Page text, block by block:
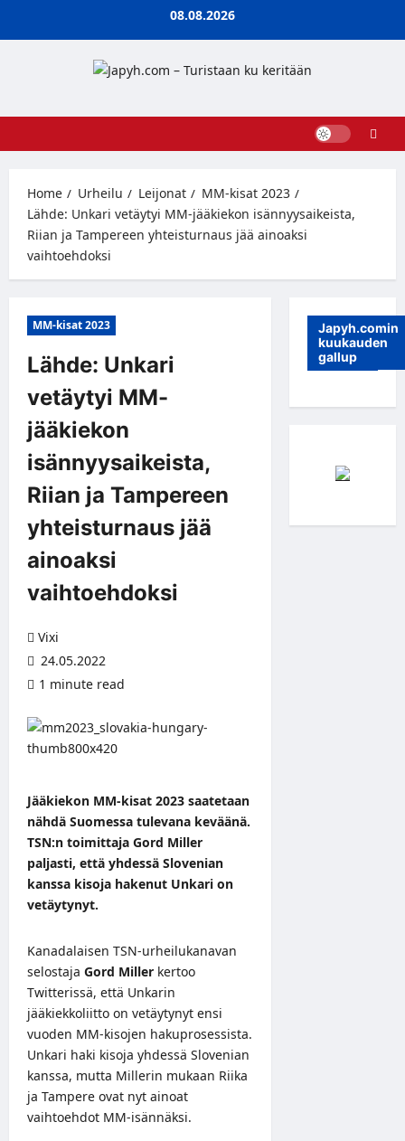
08.08.2026
Home Urheilu Leijonat
MM-kisat 2023
Lähde: Unkari vetäytyi MM-jääkiekon isännyysaikeista,
Riian ja Tampereen yhteisturnaus jää ainoaksi
vaihtoehdoksi
MM-kisat 2023
Lähde: Unkari
vetäytyi MM-
jääkiekon
isännyysaikeista,
Riian ja Tampereen
yhteisturnaus jää
ainoaksi
vaihtoehdoksi
Vixi
24.05.2022
1 minute read
Jääkiekon MM-kisat 2023 saatetaan
nähdä Suomessa tulevana keväänä.
TSN:n toimittaja Gord Miller
paljasti, että yhdessä Slovenian
kanssa kisoja hakenut Unkari on
vetäytynyt.
Kanadalaisen TSN-urheilukanavan
selostaja Gord Miller kertoo
Twitterissä, että Unkarin
jääkiekkoliitto on vetäytynyt ensi
vuoden MM-kisojen hakuprosessista.
Unkari haki kisoja yhdessä Slovenian
kanssa, mutta Millerin mukaan Riika
ja Tampere ovat nyt ainoat
vaihtoehdot MM-isännäksi.
Japyh.comin
kuukauden
gallup